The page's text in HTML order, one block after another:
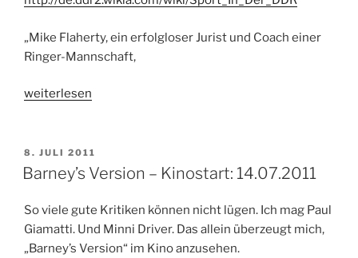
„Mike Flaherty, ein erfolgloser Jurist und Coach einer
Ringer-Mannschaft,
„Win
Kinostart:
21.07.2011“
weiterlesen
VERÖFFENTLICHT
AM
8. JULI 2011
Barney’s Version – Kinostart: 14.07.2011
So viele gute Kritiken können nicht lügen. Ich mag Paul
Giamatti. Und Minni Driver. Das allein überzeugt mich,
„Barney’s Version“ im Kino anzusehen.